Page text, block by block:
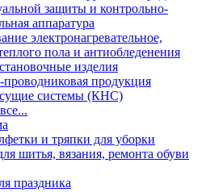
защиты и контрольно-
аппаратура
электронагревательное,
пола и антиобледенения
изделия
проводниковая продукция
системы (КНС)
и тряпки для уборки
шитья, вязания, ремонта обуви
праздника